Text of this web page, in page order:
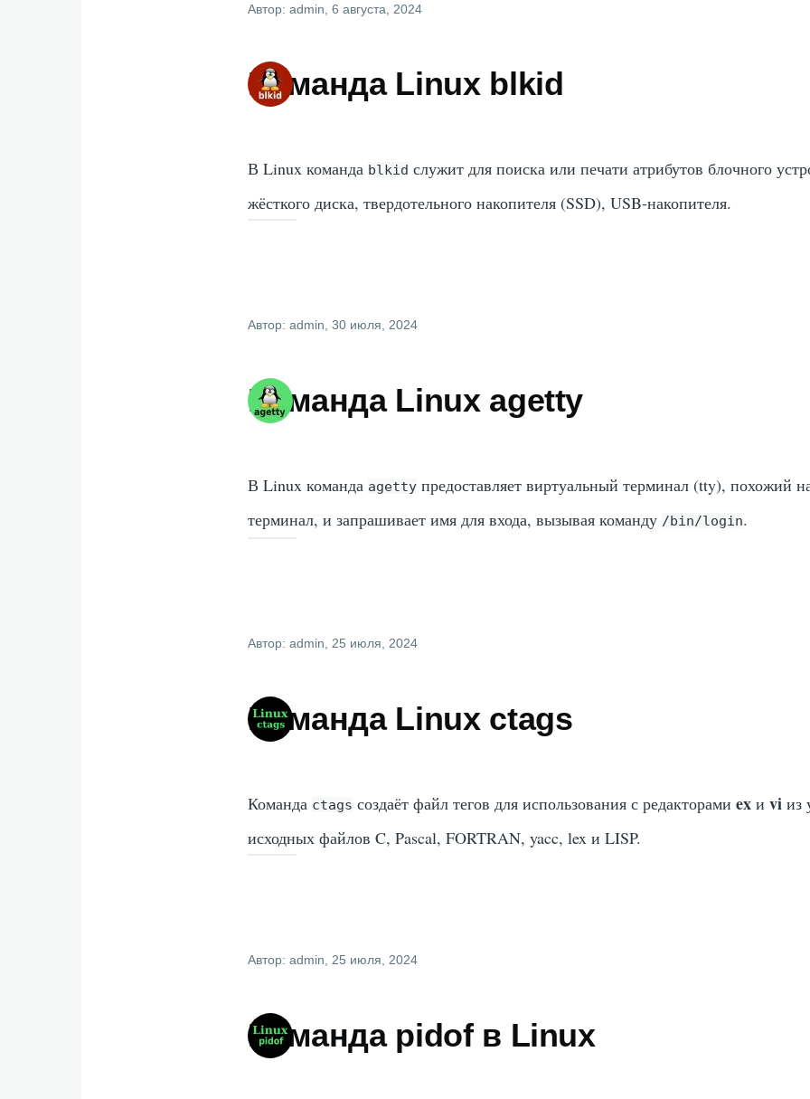
Автор:admin , 6 августа, 2024
Команда Linux blkid
В Linux команда blkid служит для поиска или печати атрибутов блочного
жёсткого диска, твердотельного накопителя (SSD), USB-накопителя.
Автор:admin, 30 июля, 2024
Команда Linux agetty
В Linux команда agetty предоставляет виртуальный терминал (tty), похожий
терминал, и запрашивает имя для входа, вызывая команду /bin/login.
Автор:admin , 25 июля, 2024
Команда Linux ctags
Команда ctags создаёт файл тегов для использования с редакторамиex иvi из
исходных файлов C, Pascal, FORTRAN, yacc, lex и LISP.
Автор:admin , 25 июля, 2024
Команда pidof в Linux